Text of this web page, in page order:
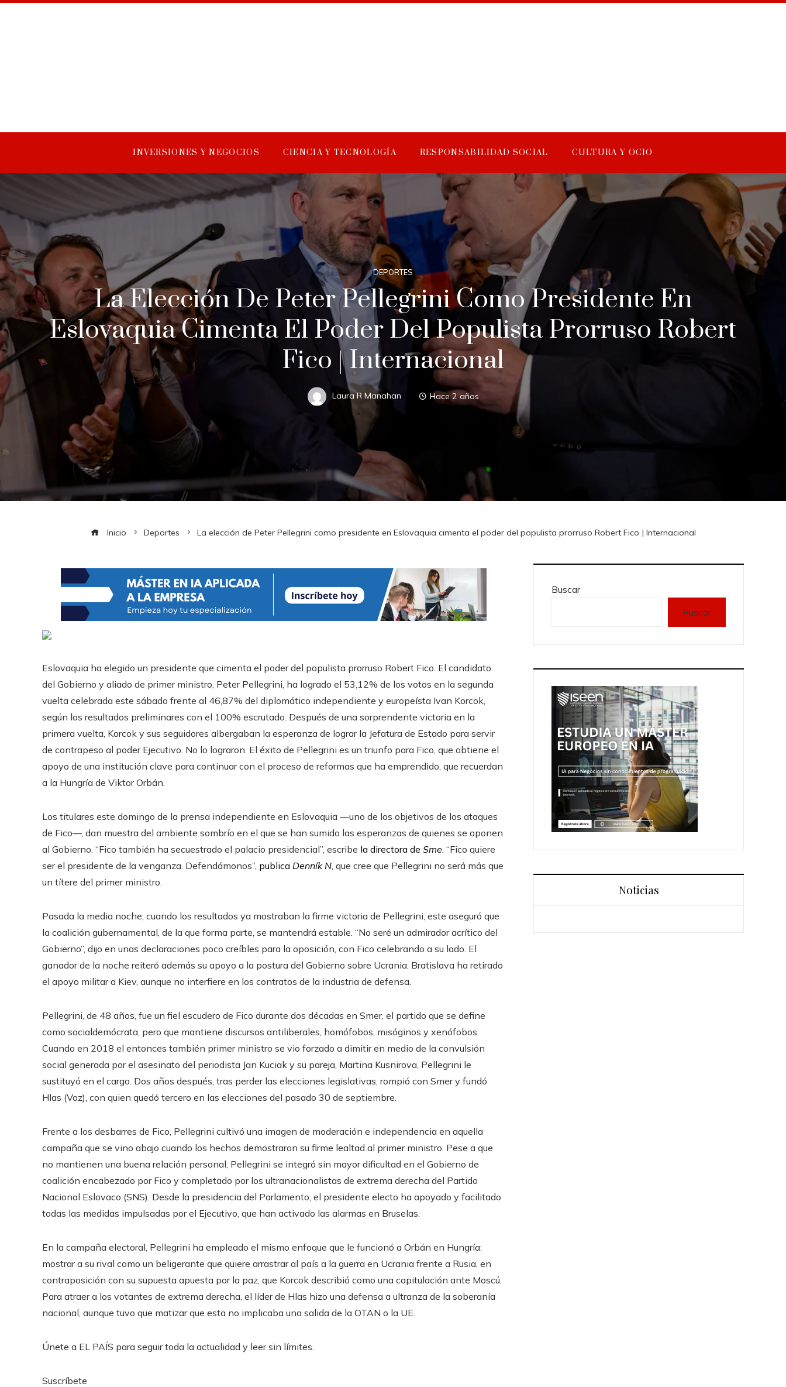
INVERSIONES Y NEGOCIOS CIENCIA Y TECNOLOGÍA RESPONSABILIDAD SOCIAL CULTURA Y OCIO
DEPORTES
La Elección De Peter Pellegrini Como Presidente En
Eslovaquia Cimenta El Poder Del Populista Prorruso Robert
Fico | Internacional
Laura R Manahan Hace 2 años
Inicio Deportes La elección de Peter Pellegrini como presidente en Eslovaquia cimenta el poder del populista prorruso Robert Fico | Internacional
Eslovaquia ha elegido un presidente que cimenta el poder del populista prorruso Robert Fico. El candidato
del Gobierno y aliado de primer ministro, Peter Pellegrini, ha logrado el 53,12% de los votos en la segunda
vuelta celebrada este sábado frente al 46,87% del diplomático independiente y europeísta Ivan Korcok,
según los resultados preliminares con el 100% escrutado. Después de una sorprendente victoria en la
primera vuelta, Korcok y sus seguidores albergaban la esperanza de lograr la Jefatura de Estado para servir
de contrapeso al poder Ejecutivo. No lo lograron. El éxito de Pellegrini es un triunfo para Fico, que obtiene el
apoyo de una institución clave para continuar con el proceso de reformas que ha emprendido, que recuerdan
a la Hungría de Viktor Orbán.
Los titulares este domingo de la prensa independiente en Eslovaquia —uno de los objetivos de los ataques
de Fico—, dan muestra del ambiente sombrío en el que se han sumido las esperanzas de quienes se oponen
al Gobierno. “Fico también ha secuestrado el palacio presidencial”, escribe la directora de Sme. “Fico quiere
ser el presidente de la venganza. Defendámonos”, publica Denník N, que cree que Pellegrini no será más que
un títere del primer ministro.
Pasada la media noche, cuando los resultados ya mostraban la firme victoria de Pellegrini, este aseguró que
la coalición gubernamental, de la que forma parte, se mantendrá estable. “No seré un admirador acrítico del
Gobierno”, dijo en unas declaraciones poco creíbles para la oposición, con Fico celebrando a su lado. El
ganador de la noche reiteró además su apoyo a la postura del Gobierno sobre Ucrania. Bratislava ha retirado
el apoyo militar a Kiev, aunque no interfiere en los contratos de la industria de defensa.
Pellegrini, de 48 años, fue un fiel escudero de Fico durante dos décadas en Smer, el partido que se define
como socialdemócrata, pero que mantiene discursos antiliberales, homófobos, misóginos y xenófobos.
Cuando en 2018 el entonces también primer ministro se vio forzado a dimitir en medio de la convulsión
social generada por el asesinato del periodista Jan Kuciak y su pareja, Martina Kusnirova, Pellegrini le
sustituyó en el cargo. Dos años después, tras perder las elecciones legislativas, rompió con Smer y fundó
Hlas (Voz), con quien quedó tercero en las elecciones del pasado 30 de septiembre.
Frente a los desbarres de Fico, Pellegrini cultivó una imagen de moderación e independencia en aquella
campaña que se vino abajo cuando los hechos demostraron su firme lealtad al primer ministro. Pese a que
no mantienen una buena relación personal, Pellegrini se integró sin mayor dificultad en el Gobierno de
coalición encabezado por Fico y completado por los ultranacionalistas de extrema derecha del Partido
Nacional Eslovaco (SNS). Desde la presidencia del Parlamento, el presidente electo ha apoyado y facilitado
todas las medidas impulsadas por el Ejecutivo, que han activado las alarmas en Bruselas.
En la campaña electoral, Pellegrini ha empleado el mismo enfoque que le funcionó a Orbán en Hungría:
mostrar a su rival como un beligerante que quiere arrastrar al país a la guerra en Ucrania frente a Rusia, en
contraposición con su supuesta apuesta por la paz, que Korcok describió como una capitulación ante Moscú.
Para atraer a los votantes de extrema derecha, el líder de Hlas hizo una defensa a ultranza de la soberanía
nacional, aunque tuvo que matizar que esta no implicaba una salida de la OTAN o la UE.
Únete a EL PAÍS para seguir toda la actualidad y leer sin límites.
Suscríbete
Buscar
Buscar
Noticias